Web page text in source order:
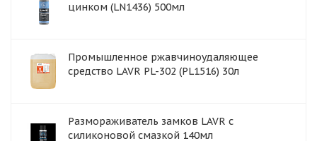
цинком (LN1436) 500мл
Промышленное ржавчиноудаляющее
средство LAVR PL-302 (PL1516) 30л
Размораживатель замков LAVR с
силиконовой смазкой 140мл